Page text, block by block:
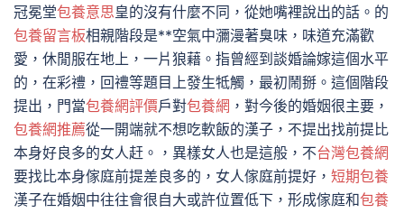
冠冕堂包養意思皇的沒有什麼不同，從她嘴裡說出的話。的
包養留言板相親階段是**空氣中瀰漫著臭味，味道充滿歡
愛，休閒服在地上，一片狼藉。指曾經到談婚論嫁這個水平
的，在彩禮，回禮等題目上發生牴觸，最初鬧掰。這個階段
提出，門當包養網評價戶對包養網 ，對今後的婚姻很主要，
包養網推薦從一開端就不想吃軟飯的漢子，不提出找前提比
本身好良多的女人赶。，異樣女人也是這般，不台灣包養網
要找比本身傢庭前提差良多的，女人傢庭前提好， 短期包養
漢子在婚姻中往往會很自大或許位置低下，形成傢庭和包養